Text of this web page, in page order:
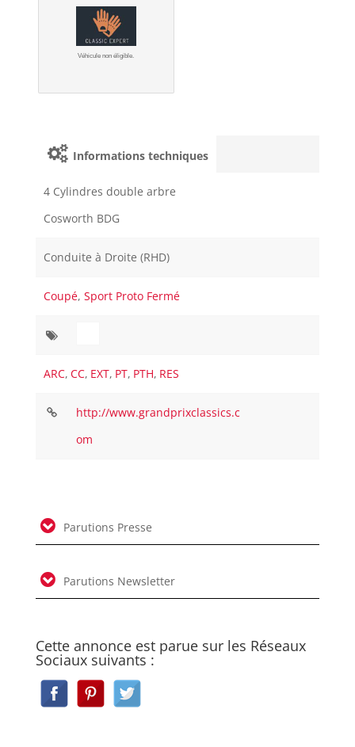
Véhicule non éligible.
Informations techniques
4 Cylindres double arbre
Cosworth BDG
Conduite à Droite (RHD)
Coupé,Sport Proto Fermé
ARC, CC, EXT, PT, PTH, RES
http://www.grandprixclassics.c
om
Parutions Presse
Parutions Newsletter
Cette annonce est parue sur les Réseaux
Sociaux suivants :